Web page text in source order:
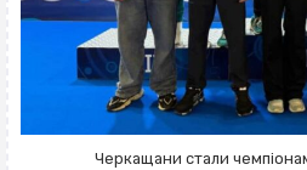
Черкащани стали